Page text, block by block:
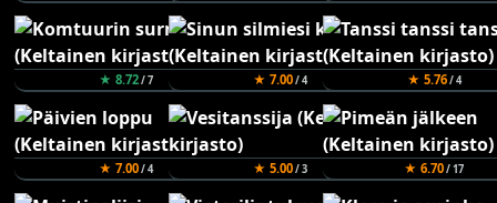
★ 8.72/ 7 ★ 7.00/ 4 ★ 5.76/ 4
★ 7.00/ 4 ★ 5.00/ 3 ★ 6.70/ 17